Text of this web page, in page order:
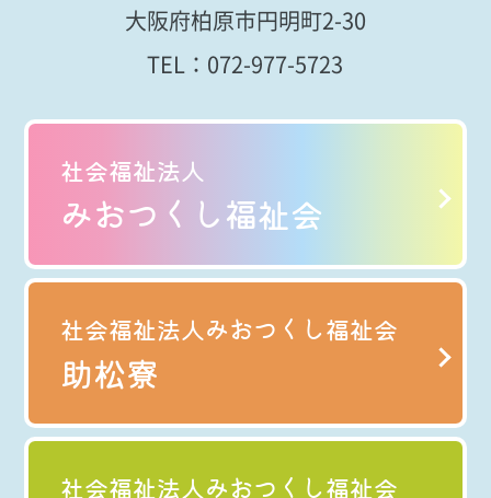
大阪府柏原市円明町2-30
TEL： 072-977-5723
社会福祉法人
みおつくし福祉会
社会福祉法人みおつくし福祉会
助松寮
社会福祉法人みおつくし福祉会